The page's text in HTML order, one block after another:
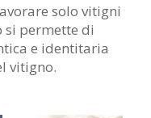
solo vitigni
si permette di
e identitaria
vitigno.